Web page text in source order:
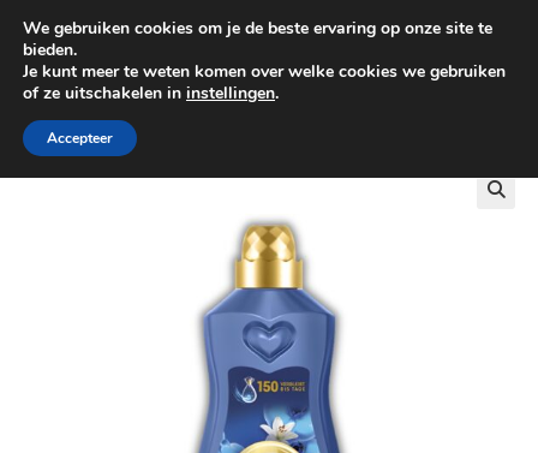
GRATIS BEZORGING VANAF €100
We gebruiken cookies om je de beste ervaring op onze site te
bieden.
Je kunt meer te weten komen over welke cookies we gebruiken
of ze uitschakelen in instellingen.
Accepteer